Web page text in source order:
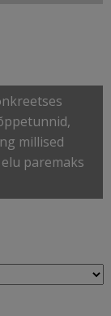
millised
paremaks